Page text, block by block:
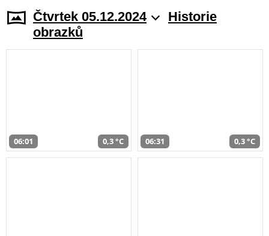
Čtvrtek 05.12.2024
Historie
obrazků
06:01 0,3 °C 06:31 0,3 °C